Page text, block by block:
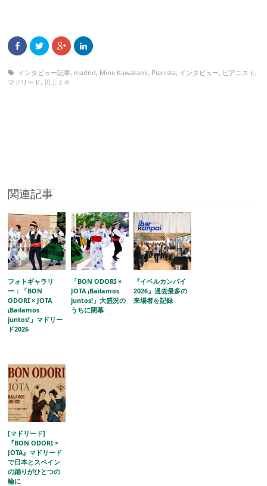
インタビュー記事, madrid, Mine Kawakami, Pianista, インタビュー, ピアニスト,
マドリード, 川上ミネ
関連記事
フォトギャラリ
ー：「BON
ODORI × JOTA
¡Bailamos
juntos!」マドリー
ド2026
「BON ODORI ×
JOTA ¡Bailamos
juntos!」大盛況の
うちに閉幕
『イベルカンパイ
2026』過去最多の
来場者を記録
[マドリード]
『BON ODORI ×
JOTA』マドリード
で日本とスペイン
の踊りがひとつの
輪に